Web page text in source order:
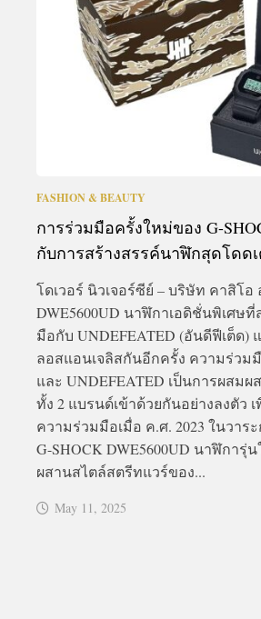
FASHION & BEAUTY
การร่วมมือครั้งใหม่ของ G-
กับการสร้างสรรค์นาฬิกสุดโดด
โดเวอร์ นิวเจอร์ซีย์ – บริษัท คาสิโอ
DWE5600UD นาฬิกาเอดิชั่นพิเศษ
มือกับ UNDEFEATED (อันดีฟีเต็ด
ลอสแอนเจลิสกันอีกครั้ง ความร่วม
และ UNDEFEATED เป็นการผสม
ทั้ง 2 แบรนด์เข้าด้วยกันอย่างลงตัว
ความร่วมมือเมื่อ ค.ศ. 2023 ในวาร
G-SHOCK DWE5600UD นาฬิกา
ผสานสไตล์สตรีทแวร์ของ...
May 11, 2025